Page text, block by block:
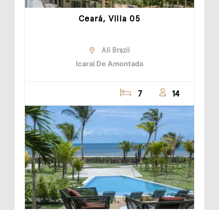
Ceará, Villa 05
All Brazil
Icaraí De Amontada
7 14